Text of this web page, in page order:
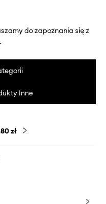
do zapoznania się z
Inne
zł